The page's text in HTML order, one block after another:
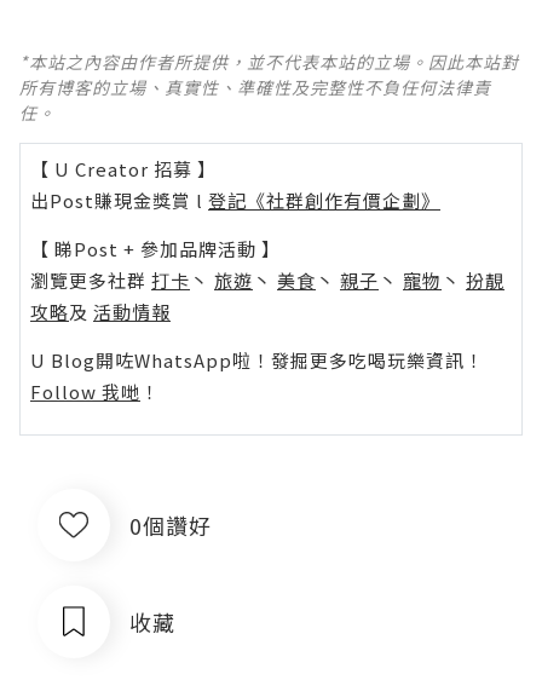
*本站之內容由作者所提供，並不代表本站的立場。因此本站對
所有博客的立場、真實性、準確性及完整性不負任何法律責
任。
【 U Creator 招募 】
出Post賺現金獎賞 l 登記《社群創作有價企劃》
【 睇Post + 參加品牌活動 】
瀏覽更多社群 打卡 丶 旅遊 丶 美食 丶 親子 丶 寵物 丶 扮靚
攻略及 活動情報
U Blog開咗WhatsApp啦！發掘更多吃喝玩樂資訊！
Follow 我哋 ！
0個讚好
收藏